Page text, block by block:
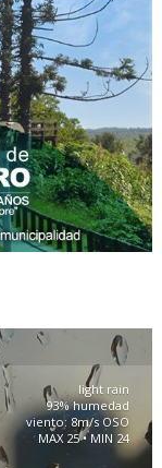
light rain
93% humedad
viento: 8m/s OSO
MAX 25 • MIN 24